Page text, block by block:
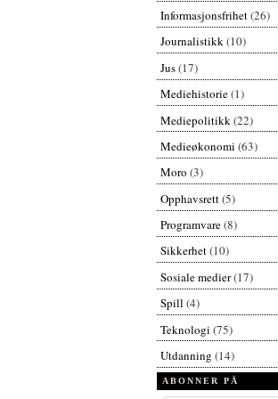
Informasjonsfrihet(26)
Journalistikk(10)
Jus(17)
Mediehistorie(1)
Mediepolitikk (22)
Medieøkonomi (63)
Moro (3)
Opphavsrett(5)
Programvare(8)
Sikkerhet(10)
Sosiale medier(17)
Spill (4)
Teknologi (75)
Utdanning (14)
ABONNER PÅ